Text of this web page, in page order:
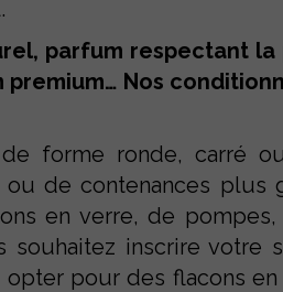
parfum respectant
Nos
forme ronde, carré
de contenances plus
en verre, de
inscrire votre
pour des flacons